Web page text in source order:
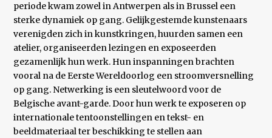
periode kwam zowel in Antwerpen als in Brussel een
sterke dynamiek op gang. Gelijkgestemde kunstenaars
verenigden zich in kunstkringen, huurden samen een
atelier, organiseerden lezingen en exposeerden
gezamenlijk hun werk. Hun inspanningen brachten
vooral na de Eerste Wereldoorlog een stroomversnelling
op gang. Netwerking is een sleutelwoord voor de
Belgische avant-garde. Door hun werk te exposeren op
internationale tentoonstellingen en tekst- en
beeldmateriaal ter beschikking te stellen aan